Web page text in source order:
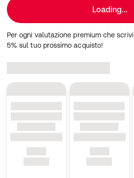
Loading...
Per ogni valutazione premium che
5% sul tuo prossimo acquisto!